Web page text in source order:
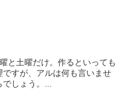
土曜だけ。作るといっても
すが、アルは何も言いませ
でしょう。...